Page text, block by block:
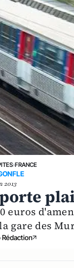
›FRANCE
2013
euros
gare des